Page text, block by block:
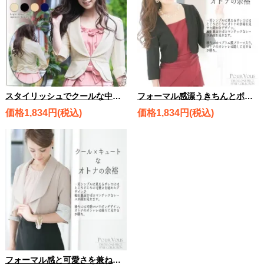
スタイリッシュでクールな中に可愛さを秘めた ジャケット風ボレロ/ 1695
価格1,834円(税込)
フォーマル感漂うきちんとボレロ/ jc7445
価格1,834円(税込)
フォーマル感と可愛さを兼ね備えたフェミニンボレロ/jc7447